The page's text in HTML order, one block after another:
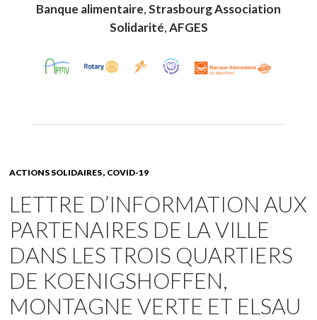
Banque alimentaire,Strasbourg Association
Solidarité,AFGES
ACTIONS SOLIDAIRES COVID-19
LETTRE D’INFORMATION AUX
PARTENAIRES DE LA VILLE
DANS LES TROIS QUARTIERS
DE KOENIGSHOFFEN,
MONTAGNE VERTE ET ELSAU